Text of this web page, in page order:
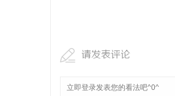
请发表评论